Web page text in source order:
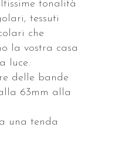
tonalità
tessuti
che
la vostra casa
luce.
delle bande
63mm alla
una tenda